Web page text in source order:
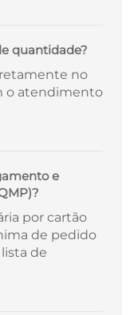
quantidade?
no
o atendimento
e
por cartão
de pedido
de